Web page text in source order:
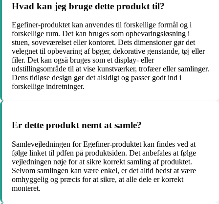
Hvad kan jeg bruge dette produkt til?
Egefiner-produktet kan anvendes til forskellige formål og i
forskellige rum. Det kan bruges som opbevaringsløsning i
stuen, soveværelset eller kontoret. Dets dimensioner gør det
velegnet til opbevaring af bøger, dekorative genstande, tøj eller
filer. Det kan også bruges som et display- eller
udstillingsområde til at vise kunstværker, trofæer eller samlinger.
Dens tidløse design gør det alsidigt og passer godt ind i
forskellige indretninger.
Er dette produkt nemt at samle?
Samlevejledningen for Egefiner-produktet kan findes ved at
følge linket til pdfen på produktsiden. Det anbefales at følge
vejledningen nøje for at sikre korrekt samling af produktet.
Selvom samlingen kan være enkel, er det altid bedst at være
omhyggelig og præcis for at sikre, at alle dele er korrekt
monteret.